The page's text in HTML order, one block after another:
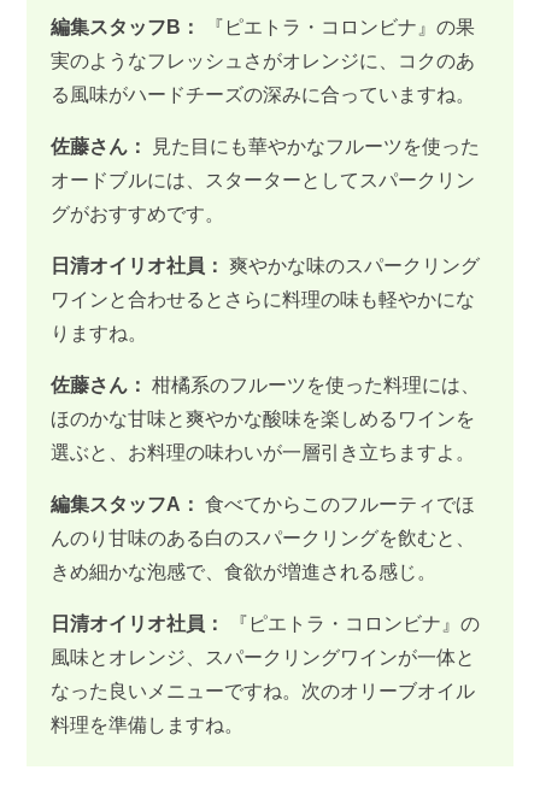
編集スタッフB：
『ピエトラ・コロンビナ』の果
実のようなフレッシュさがオレンジに、コクのあ
る風味がハードチーズの深みに合っていますね。
佐藤さん：
見た目にも華やかなフルーツを使った
オードブルには、スターターとしてスパークリン
グがおすすめです。
日清オイリオ社員： 爽やかな味のスパークリング
ワインと合わせるとさらに料理の味も軽やかにな
りますね。
佐藤さん： 柑橘系のフルーツを使った料理には、
ほのかな甘味と爽やかな酸味を楽しめるワインを
選ぶと、お料理の味わいが一層引き立ちますよ。
編集スタッフA： 食べてからこのフルーティでほ
んのり甘味のある白のスパークリングを飲むと、
きめ細かな泡感で、食欲が増進される感じ。
日清オイリオ社員：
『ピエトラ・コロンビナ』の
風味とオレンジ、スパークリングワインが一体と
なった良いメニューですね。次のオリーブオイル
料理を準備しますね。